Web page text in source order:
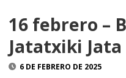
16 febrero –
Jatatxiki Jata
6 DE FEBRERO DE 2025